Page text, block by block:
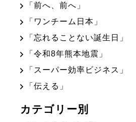
「前へ、前へ」
「ワンチーム日本」
「忘れることない誕生日」
「令和8年熊本地震」
「スーパー効率ビジネス」
「伝える」
カテゴリー別